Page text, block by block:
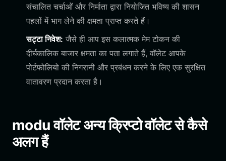
संचालित चर्चाओं और निर्माता द्वारा नियोजित भविष्य की शासन
पहलों में भाग लेने की क्षमता प्राप्त करते हैं।
सट्टा निवेश: जैसे ही आप इस कलात्मक मेम टोकन की
दीर्घकालिक बाजार क्षमता का पता लगाते हैं, वॉलेट आपके
पोर्टफोलियो की निगरानी और प्रबंधन करने के लिए एक सुरक्षित
वातावरण प्रदान करता है।
modu वॉलेट अन्य क्रिप्टो वॉलेट से कैसे
अलग हैं